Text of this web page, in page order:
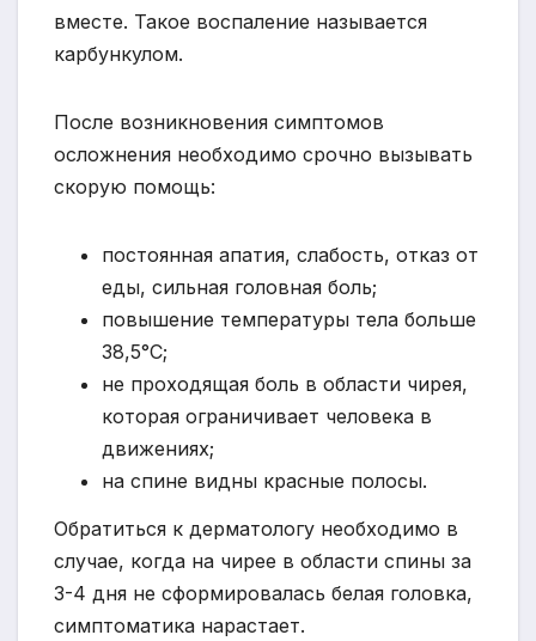
вместе. Такое воспаление называется
карбункулом.
После возникновения симптомов
осложнения необходимо срочно вызывать
скорую помощь:
постоянная апатия, слабость, отказ от
еды, сильная головная боль;
повышение температуры тела больше
38,5°С;
не проходящая боль в области чирея,
которая ограничивает человека в
движениях;
на спине видны красные полосы.
Обратиться к дерматологу необходимо в
случае, когда на чирее в области спины за
3-4 дня не сформировалась белая головка,
симптоматика нарастает.